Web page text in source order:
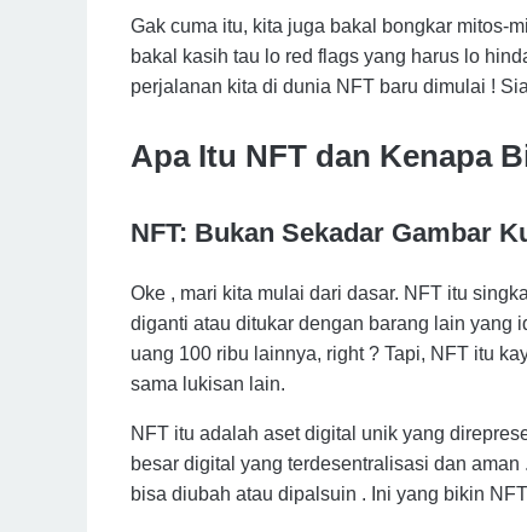
Gak cuma itu, kita juga bakal bongkar mitos-
bakal kasih tau lo red flags yang harus lo
perjalanan kita di dunia NFT baru dimulai !
Apa Itu NFT dan Kenapa
NFT: Bukan Sekadar Gambar
Oke , mari kita mulai dari dasar. NFT itu
diganti atau ditukar dengan barang lain yang
uang 100 ribu lainnya, right ? Tapi, NFT itu
sama lukisan lain.
NFT itu adalah aset digital unik yang
besar digital yang terdesentralisasi dan
bisa diubah atau dipalsuin . Ini yang bikin